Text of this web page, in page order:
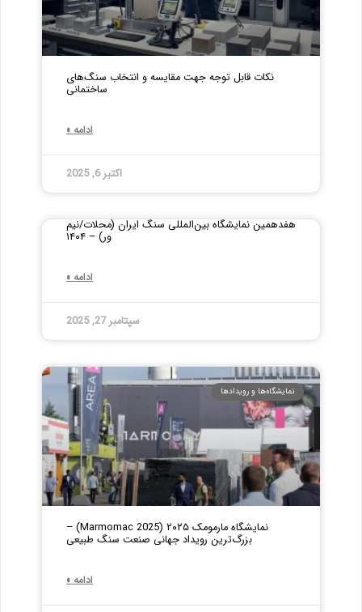
نکات قابل توجه جهت مقایسه و انتخاب سنگ‌های
ساختمانی
ادامه »
اکتبر 6, 2025
هفدهمین نمایشگاه بین‌المللی سنگ ایران (محلات/نیم
ور) – ۱۴۰۴
ادامه »
سپتامبر 27, 2025
نمایشگاه‌ها و رویدادها
نمایشگاه مارمومک ۲۰۲۵ (Marmomac 2025) –
بزرگ‌ترین رویداد جهانی صنعت سنگ طبیعی
ادامه »